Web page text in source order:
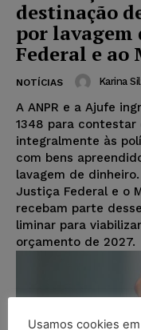
destinação
por lavagem
Federal e ao
NOTÍCIAS Karina
A ANPR e a Ajufe
1348 para
integralmente às
com bens
lavagem de
Justiça Federal e o
recebam parte
liminar para
orçamento de 2027.
Usamos cookies